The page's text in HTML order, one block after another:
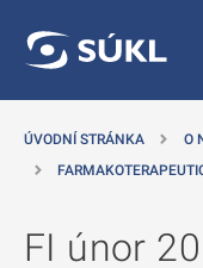
ÚVODNÍ STRÁNKA O
FI únor